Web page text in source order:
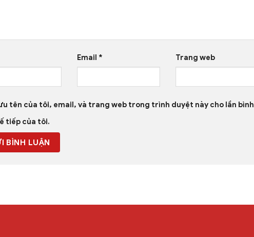
Email * Trang web
tên của tôi, email, và trang web trong trình duyệt này cho lần bình
tiếp của tôi.